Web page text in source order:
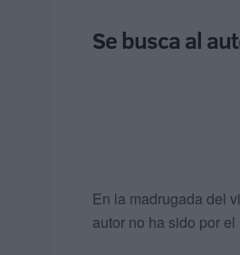
Se busca al
En la madrugada del
autor no ha sido por